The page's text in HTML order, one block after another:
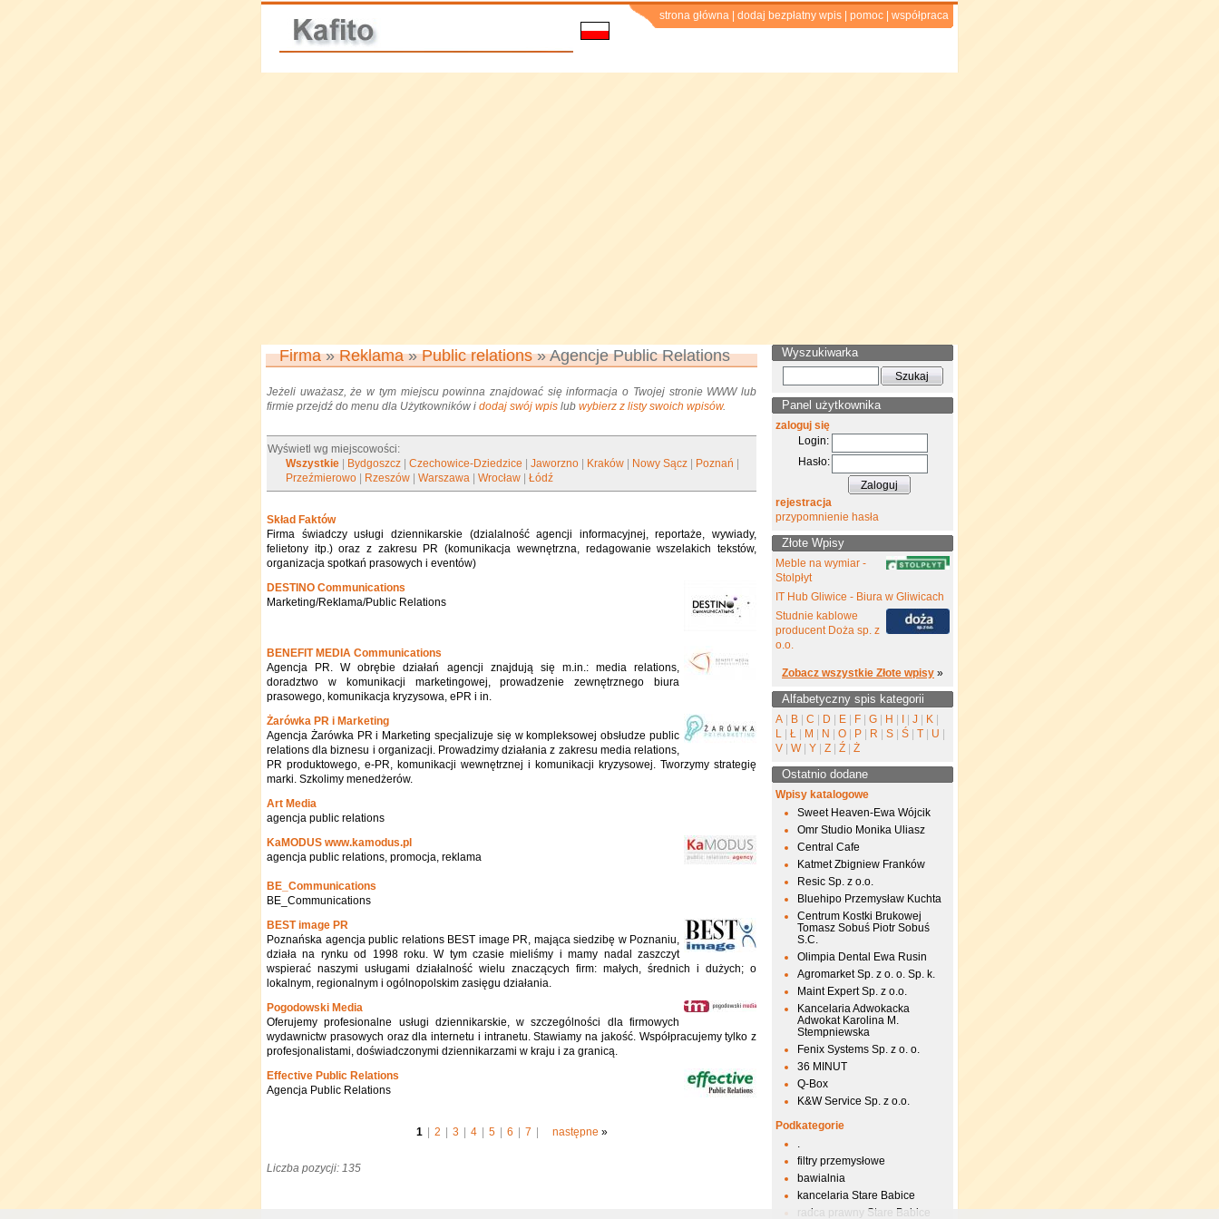
strona główna dodaj bezpłatny wpis pomoc współpraca
Firma»Reklama»Public relations» Agencje Public Relations
Jeżeli uważasz, że w tym miejscu powinna znajdować się informacja o Twojej stronie WWW lub
firmie przejdź do menu dla Użytkowników i dodaj swój wpis lub wybierz z listy swoich wpisów.
Wyświetl wg miejscowości:
Wszystkie
Bydgoszcz |Czechowice-Dziedzice |Jaworzno Kraków Nowy Sącz Poznań
Przeźmierowo
Rzeszów |Warszawa |Wrocław |Łódź
Skład Faktów
Firma świadczy usługi dziennikarskie (dzialalność agencji informacyjnej, reportaże, wywiady,
felietony itp.) oraz z zakresu PR (komunikacja wewnętrzna, redagowanie wszelakich tekstów,
organizacja spotkań prasowych i eventów)
DESTINO Communications
Marketing/Reklama/Public Relations
BENEFIT MEDIA Communications
Agencja PR. W obrębie działań agencji znajdują się m.in.: media relations,
doradztwo w komunikacji marketingowej, prowadzenie zewnętrznego biura
prasowego, komunikacja kryzysowa, ePR i in.
Żarówka PR i Marketing
Agencja Żarówka PR i Marketing specjalizuje się w kompleksowej obsłudze public
relations dla biznesu i organizacji. Prowadzimy działania z zakresu media relations,
PR produktowego, e-PR, komunikacji wewnętrznej i komunikacji kryzysowej. Tworzymy strategię
marki. Szkolimy menedżerów.
Art Media
agencja public relations
KaMODUS www.kamodus.pl
agencja public relations, promocja, reklama
BE_Communications
BE_Communications
BEST image PR
Poznańska agencja public relations BEST image PR, mająca siedzibę w Poznaniu,
działa na rynku od 1998 roku. W tym czasie mieliśmy i mamy nadal zaszczyt
wspierać naszymi usługami działalność wielu znaczących firm: małych, średnich i dużych; o
lokalnym, regionalnym i ogólnopolskim zasięgu działania.
Pogodowski Media
Oferujemy profesionalne usługi dziennikarskie, w szczególności dla firmowych
wydawnictw prasowych oraz dla internetu i intranetu. Stawiamy na jakość. Współpracujemy tylko z
profesjonalistami, doświadczonymi dziennikarzami w kraju i za granicą.
Effective Public Relations
Agencja Public Relations
1 2 3 4 5 6 7 następne »
Liczba pozycji: 135
Wyszukiwarka
Panel użytkownika
zaloguj się
Login:
Hasło:
rejestracja
przypomnienie hasła
Złote Wpisy
Meble na wymiar -
Stolpłyt
IT Hub Gliwice - Biura w Gliwicach
Studnie kablowe
producent Doża sp. z
o.o.
Zobacz wszystkie Złote wpisy »
Alfabetyczny spis kategorii
A B C D E F G H J K
L
Ł M N O P R S Ś T U
V
W Y Z Ź Ż
Ostatnio dodane
Wpisy katalogowe
Sweet Heaven-Ewa Wójcik
Omr Studio Monika Uliasz
Central Cafe
Katmet Zbigniew Franków
Resic Sp. z o.o.
Bluehipo Przemysław Kuchta
Centrum Kostki Brukowej
Tomasz Sobuś Piotr Sobuś
S.C.
Olimpia Dental Ewa Rusin
Agromarket Sp. z o. o. Sp. k.
Maint Expert Sp. z o.o.
Kancelaria Adwokacka
Adwokat Karolina M.
Stempniewska
Fenix Systems Sp. z o. o.
36 MINUT
Q-Box
K&W Service Sp. z o.o.
Podkategorie
.
filtry przemysłowe
bawialnia
kancelaria Stare Babice
radca prawny Stare Babice